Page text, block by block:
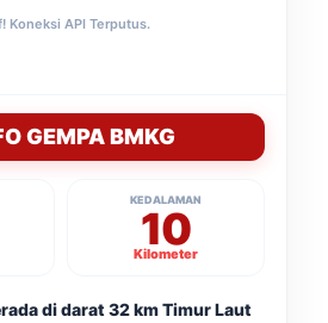
Koneksi API Terputus.
GEMPA BMKG
KEDALAMAN
10
Kilometer
di darat 32 km Timur Laut